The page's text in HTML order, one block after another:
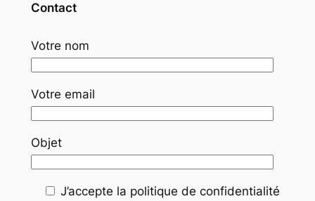
Contact
Votre nom
Votre email
Objet
J’accepte la politique de confidentialité